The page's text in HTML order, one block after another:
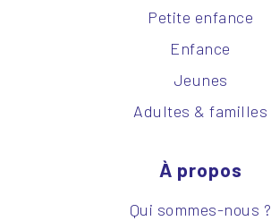
Petite enfance
Enfance
Jeunes
Adultes & familles
À propos
Qui sommes-nous ?